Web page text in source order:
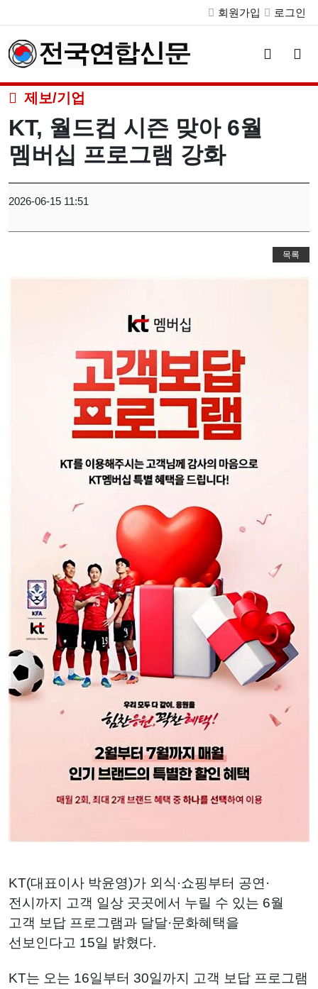
회원가입 로그인
검
버
메
버
제보/기업
KT, 월드컵 시즌 맞아 6월
멤버십 프로그램 강화
2026-06-15 11:51
목록
KT(대표이사 박윤영)가 외식·쇼핑부터 공연·
전시까지 고객 일상 곳곳에서 누릴 수 있는 6월
고객 보답 프로그램과 달달·문화혜택을
선보인다고 15일 밝혔다.
KT는 오는 16일부터 30일까지 고객 보답 프로그램